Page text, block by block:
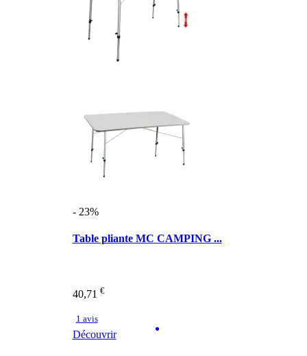
- 23%
Table pliante MC CAMPING ...
40,71 €
1 avis
Découvrir